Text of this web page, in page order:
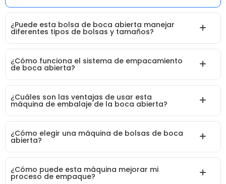
¿Puede esta bolsa de boca abierta manejar
diferentes tipos de bolsas y tamaños?
¿Cómo funciona el sistema de empacamiento
de boca abierta?
¿Cuáles son las ventajas de usar esta
máquina de embalaje de la boca abierta?
¿Cómo elegir una máquina de bolsas de boca
abierta?
¿Cómo puede esta máquina mejorar mi
proceso de empaque?